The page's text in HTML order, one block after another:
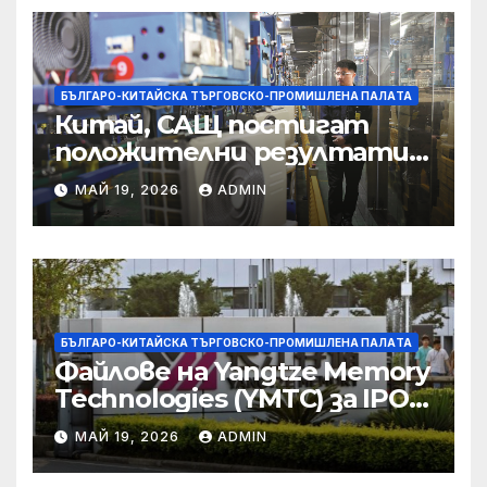
корпоративната
престъпност
БЪЛГАРО-КИТАЙСКА ТЪРГОВСКО-ПРОМИШЛЕНА ПАЛAТА
Китай, САЩ постигат
положителни резултати в
икономическите и
търговски консултации:
министерство
МАЙ 19, 2026 ADMIN
БЪЛГАРО-КИТАЙСКА ТЪРГОВСКО-ПРОМИШЛЕНА ПАЛAТА
Файлове на Yangtze Memory
Technologies (YMTC) за IPO
на STAR Market
МАЙ 19, 2026 ADMIN